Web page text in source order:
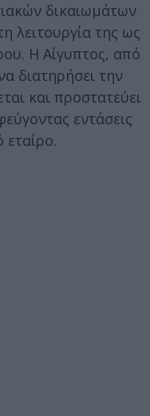
δικαιωμάτων
λειτουργία της ως
Η Αίγυπτος, από
διατηρήσει την
και προστατεύει
εντάσεις
εταίρο.